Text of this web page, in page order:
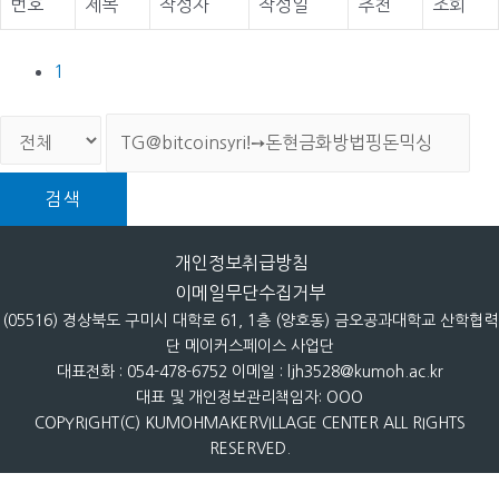
번호 제목 작성자 작성일 추천 조회
1
검색
개인정보취급방침
이메일무단수집거부
(05516) 경상북도 구미시 대학로 61, 1층 (양호동) 금오공과대학교 산학협력
단 메이커스페이스 사업단
대표전화 : 054-478-6752 이메일 : ljh3528@kumoh.ac.kr
대표 및 개인정보관리책임자: OOO
COPYRIGHT(C) KUMOHMAKERVILLAGE CENTER ALL RIGHTS
RESERVED.